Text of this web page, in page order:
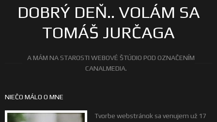
DOBRÝ DEŇ.. VOLÁM SA
TOMÁŠ JURČAGA
A MÁM NA STAROSTI WEBOVÉ ŠTÚDIO POD OZNAČENÍM
CANALMEDIA.
NIEČO MÁLO O MNE
Tvorbe webstránok sa venujem už 17